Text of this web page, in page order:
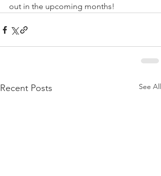
out in the upcoming months!
Recent Posts See All